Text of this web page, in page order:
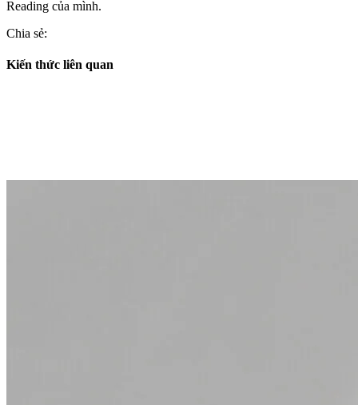
Reading của mình.
Chia sẻ:
Kiến thức liên quan